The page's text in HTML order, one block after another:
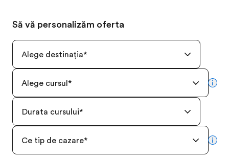
Să vă personalizăm oferta
Alege destinația*
Alege cursul *
Durata cursului*
Ce tip de cazare*